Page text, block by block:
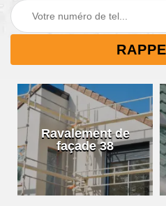
Ravalement de
façade 38